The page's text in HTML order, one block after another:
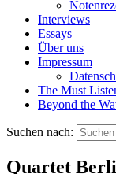
Interviews
Essays
Über uns
Impressum
The Must
Beyond the
Suchen nach:
Quartet